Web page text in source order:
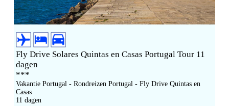
Fly Drive Solares Quintas en Casas Portugal Tour 11
dagen
***
Vakantie Portugal - Rondreizen Portugal - Fly Drive Quintas en
Casas
11 dagen